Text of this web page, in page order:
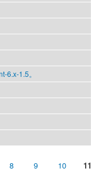
6.x-1.5。
8 9 10 11